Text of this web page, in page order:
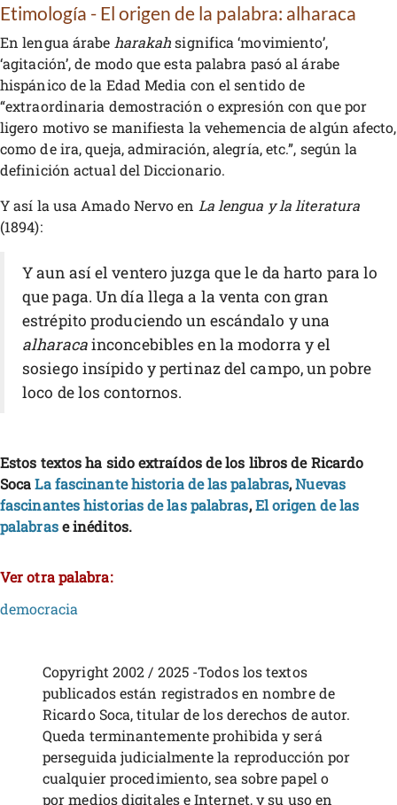
Etimología - El origen de la palabra: alharaca
En lengua árabe harakahsignifica ‘movimiento’,
‘agitación’, de modo que esta palabra pasó al árabe
hispánico de la Edad Media con el sentido de
“extraordinaria demostración o expresión con que por
ligero motivo se manifiesta la vehemencia de algún afecto,
como de ira, queja, admiración, alegría, etc.”, según la
definición actual del Diccionario.
Y así la usa Amado Nervo en La lengua y la literatura
(1894):
Y aun así el ventero juzga que le da harto para lo
que paga. Un día llega a la venta con gran
estrépito produciendo un escándalo y una
alharacainconcebibles en la modorra y el
sosiego insípido y pertinaz del campo, un pobre
loco de los contornos.
Estos textos ha sido extraídos de los libros de Ricardo
SocaLa fascinante historia de las palabras,Nuevas
fascinantes historias de las palabras,El origen de las
palabrase inéditos.
Ver otra palabra:
democracia
Copyright 2002 / 2025 -Todos los textos
publicados están registrados en nombre de
Ricardo Soca, titular de los derechos de autor.
Queda terminantemente prohibida y será
perseguida judicialmente la reproducción por
cualquier procedimiento, sea sobre papel o
por medios digitales e Internet, y su uso en